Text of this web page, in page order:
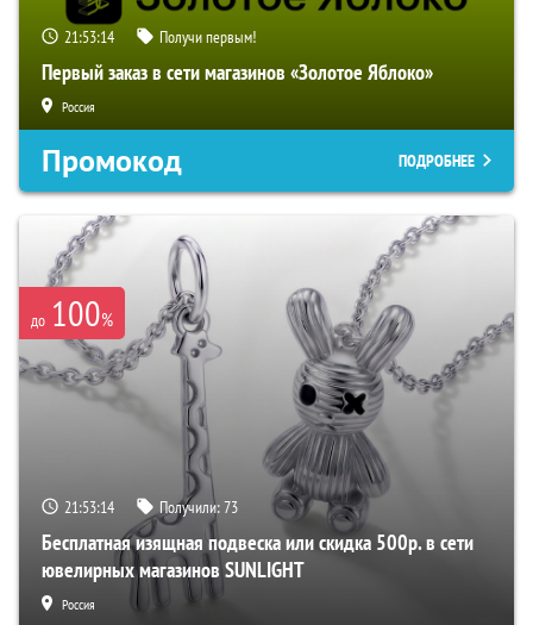
21:53:13 Получи первым!
Первый заказ в сети магазинов «Золотое Яблоко»
Россия
Промокод ПОДРОБНЕЕ
до 100%
21:53:13 Получили:73
Бесплатная изящная подвеска или скидка 500р. в сети
ювелирных магазинов SUNLIGHT
Россия